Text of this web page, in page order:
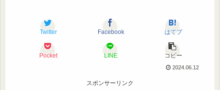
Twitter Facebook はてブ
Pocket LINE コピー
2024.06.12
スポンサーリンク